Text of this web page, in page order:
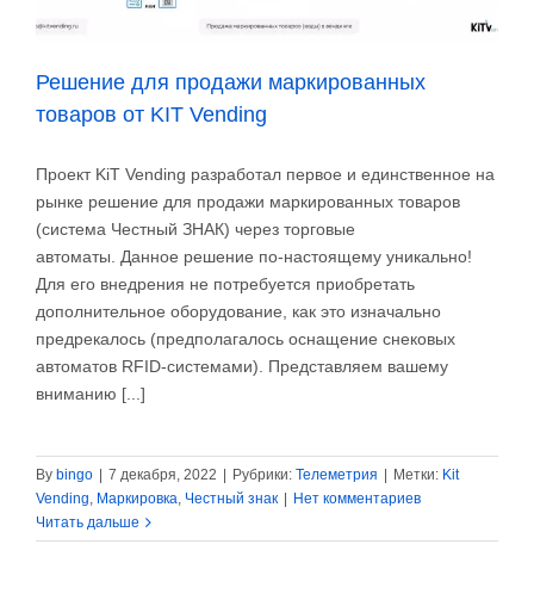
Решение для продажи маркированных
товаров от KIT Vending
Проект KiT Vending разработал первое и единственное на
рынке решение для продажи маркированных товаров
(система Честный ЗНАК) через торговые
автоматы. Данное решение по-настоящему уникально!
Для его внедрения не потребуется приобретать
дополнительное оборудование, как это изначально
предрекалось (предполагалось оснащение снековых
автоматов RFID-системами). Представляем вашему
вниманию [...]
By bingo 7 декабря, 2022 Рубрики: Телеметрия Метки: Kit
Vending, Маркировка, Честный знак
Нет комментариев
Читать дальше